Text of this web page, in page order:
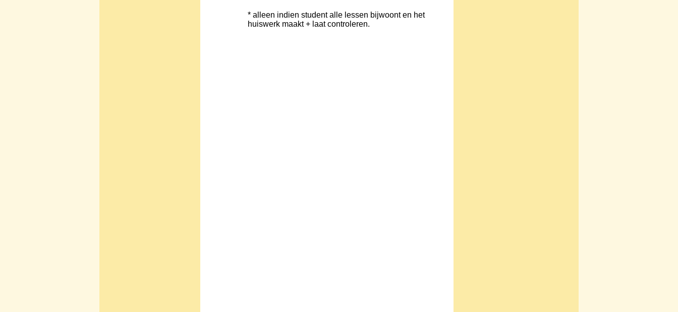
* alleen indien student alle lessen bijwoont en het
huiswerk maakt + laat controleren.